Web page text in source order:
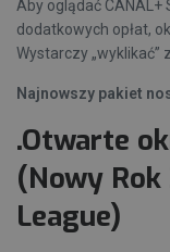
Aby oglądać CANAL+
dodatkowych opłat,
Wystarczy „wyklikać”
Najnowszy pakiet
.Otwarte
(Nowy
League)